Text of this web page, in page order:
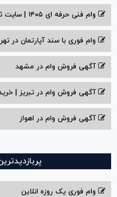
وام فنی حرفه ای ۱۴۰۵ | سایت ثبت نام وام فنی حرفه ای
وام فوری با سند آپارتمان در
آگهی فروش وام در مشهد
آگهی فروش وام در تبریز |
آگهی فروش وام در اهواز
وام فوری یک روزه انلاین